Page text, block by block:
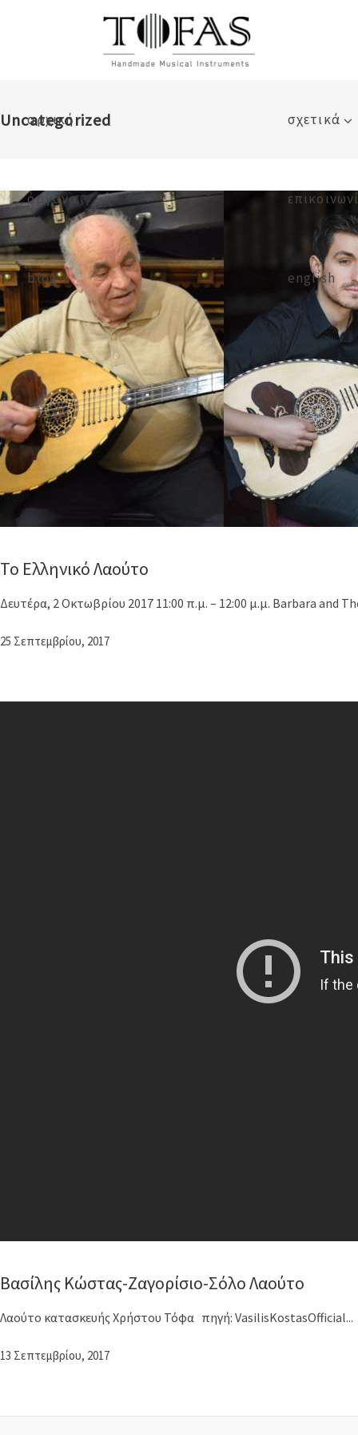
αρχική
όργανα
blog
σχετικά
english
Uncategorized
Το Ελληνικό Λαούτο
Δευτέρα, 2 Οκτωβρίου 2017 11:00 π.μ. – 12:00 μ.μ. Barbara
25 Σεπτεμβρίου, 2017
Βασίλης Κώστας-Ζαγορίσιο-Σόλο Λαούτο
Λαούτο κατασκευής Χρήστου Τόφα πηγή: VasilisKostasOfficial
13 Σεπτεμβρίου, 2017